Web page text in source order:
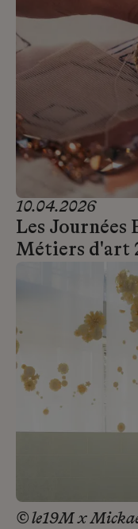
10.04.2026
Les Journées
Métiers d'art
© le19M x